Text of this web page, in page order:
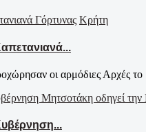
Κρήτη
οι αρμόδιες Αρχές το